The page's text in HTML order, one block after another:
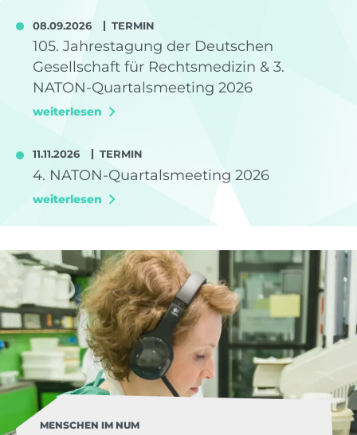
08.09.2026 TERMIN
105. Jahrestagung der Deutschen
Gesellschaft für Rechtsmedizin & 3.
NATON-Quartalsmeeting 2026
weiterlesen
11.11.2026 TERMIN
4. NATON-Quartalsmeeting 2026
weiterlesen
MENSCHEN IM NUM